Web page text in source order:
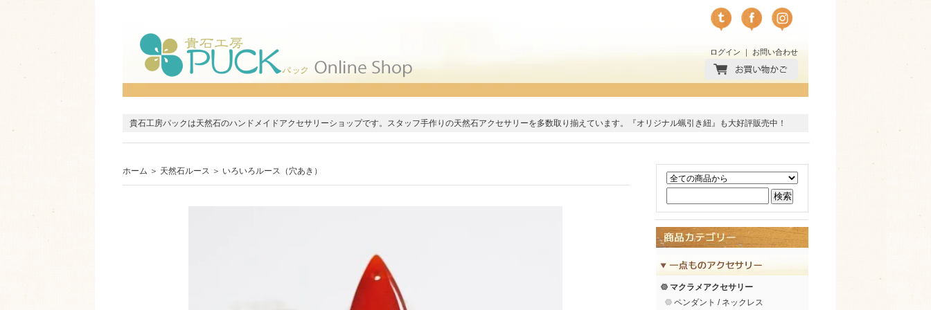
ログイン ｜ お問い合わせ
貴石工房パックは天然石のハンドメイドアクセサリーショップです。スタッフ手作りの天然石アクセサリーを多数取り揃えています。 『オリジナル蝋引き紐』 も大好評販売中！
ホーム ＞ 天然石ルース ＞ いろいろルース（穴あき）
マクラメアクセサリー
ペンダント / ネックレス